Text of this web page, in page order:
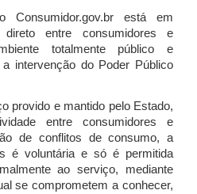
Consumidor.gov.br está em
entre consumidores e
totalmente público e
intervenção do Poder Público
provido e mantido pelo Estado,
entre consumidores e
de conflitos de consumo, a
é voluntária e só é permitida
ao serviço, mediante
se comprometem a conhecer,